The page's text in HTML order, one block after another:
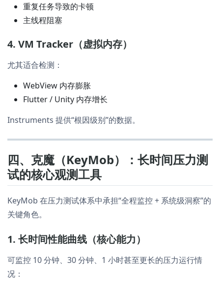
重复任务导致的卡顿
主线程阻塞
4. VM Tracker（虚拟内存）
尤其适合检测：
WebView 内存膨胀
Flutter / Unity 内存增长
Instruments 提供“根因级别”的数据。
四、克魔（KeyMob）：长时间压力测
试的核心观测工具
KeyMob 在压力测试体系中承担“全程监控 + 系统级洞察”的
关键角色。
1. 长时间性能曲线（核心能力）
可监控 10 分钟、30 分钟、1 小时甚至更长的压力运行情
况：